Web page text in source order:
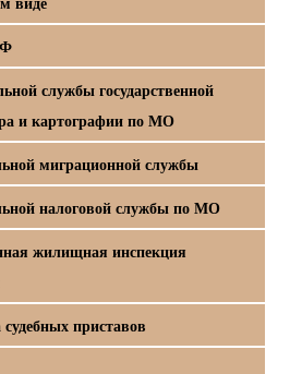
службы государственной
и картографии по МО
миграционной службы
налоговой службы по МО
жилищная инспекция
приставов